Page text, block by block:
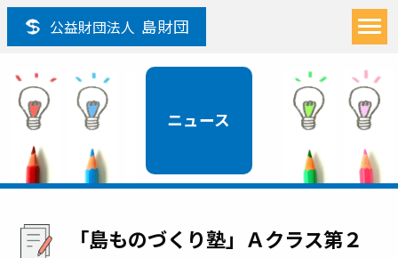
公益財団法人 島財団
ニュース
「島ものづくり塾」Ａクラス第２